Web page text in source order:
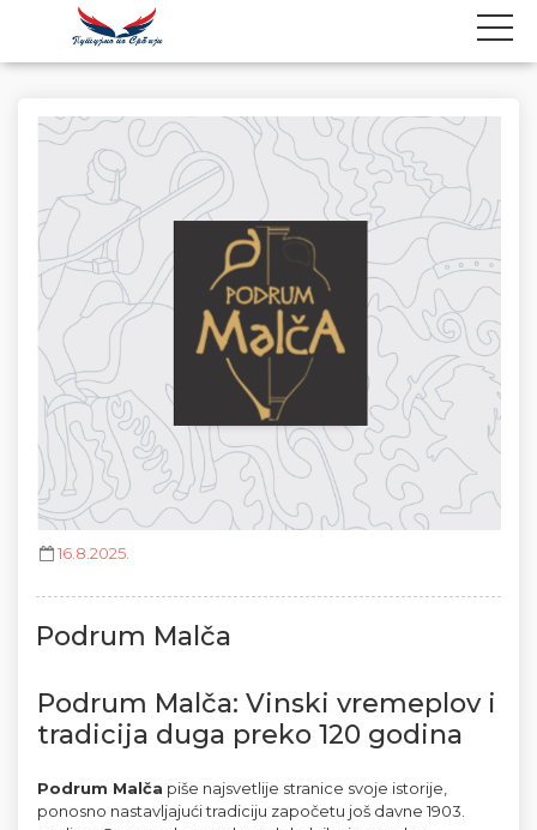
16.8.2025.
Podrum Malča
Podrum Malča: Vinski vremeplov i
tradicija duga preko 120 godina
Podrum Malča piše najsvetlije stranice svoje istorije,
ponosno nastavljajući tradiciju započetu još davne 1903.